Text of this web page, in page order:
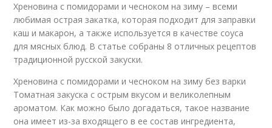
Пошаговый рецепт
болгарского перца
Хреновина с помидорами и чесноком на зиму – всеми
любимая острая закатка, которая подходит для заправки
каш и макарон, а также используется в качестве соуса
для мясных блюд. В статье собраны 8 отличных рецептов
традиционной русской закуски.
Хреновина с помидорами и чесноком на зиму без варки
Томатная закуска с острым вкусом и великолепным
ароматом. Как можно было догадаться, такое название
она имеет из-за входящего в ее состав ингредиента,